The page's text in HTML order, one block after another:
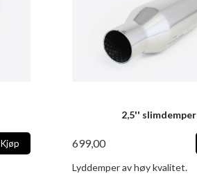
Kjøp
2,5'' slimdemper
699,00
Lyddemper av høy kvalitet.